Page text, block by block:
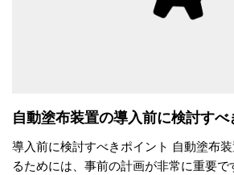
自動塗布装置の導入前に検討すべ
導入前に検討すべきポイント 自動塗布
るためには、事前の計画が非常に重要